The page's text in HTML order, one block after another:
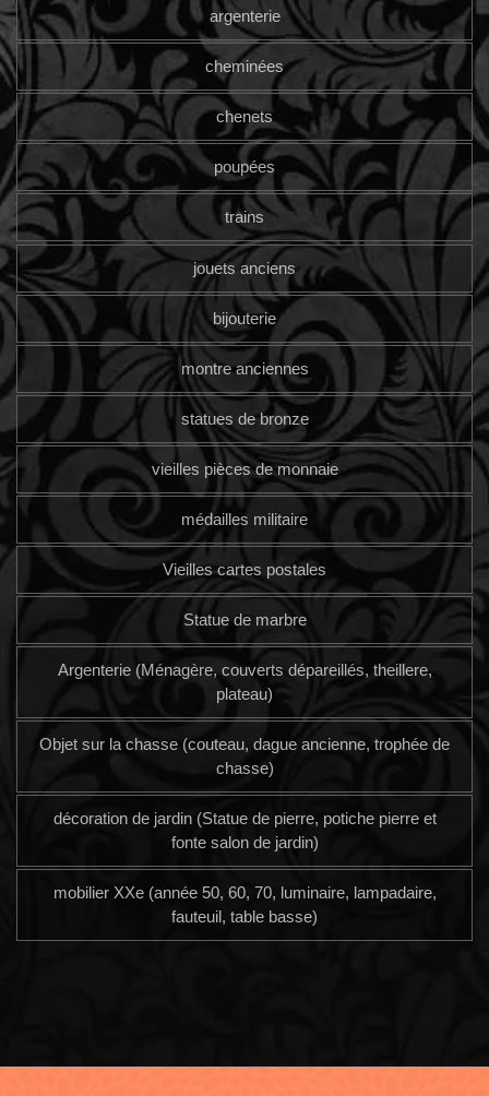
argenterie
cheminées
chenets
poupées
trains
jouets anciens
bijouterie
montre anciennes
statues de bronze
vieilles pièces de monnaie
médailles militaire
Vieilles cartes postales
Statue de marbre
Argenterie (Ménagère, couverts dépareillés, theillere,
plateau)
Objet sur la chasse (couteau, dague ancienne, trophée de
chasse)
décoration de jardin (Statue de pierre, potiche pierre et
fonte salon de jardin)
mobilier XXe (année 50, 60, 70, luminaire, lampadaire,
fauteuil, table basse)